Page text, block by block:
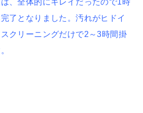
、全体的にキレイだったので1時
了となりました。汚れがヒドイ
クリーニングだけで2～3時間掛